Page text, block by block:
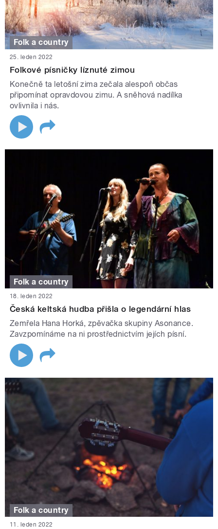
Folk a country
25. leden 2022
Folkové písničky líznuté zimou
Konečně ta letošní zima zečala alespoň občas
připomínat opravdovou zimu. A sněhová nadílka
ovlivnila i nás.
Folk a country
18. leden 2022
Česká keltská hudba přišla o legendární hlas
Zemřela Hana Horká, zpěvačka skupiny Asonance.
Zavzpomínáme na ni prostřednictvím jejích písní.
Folk a country
11. leden 2022